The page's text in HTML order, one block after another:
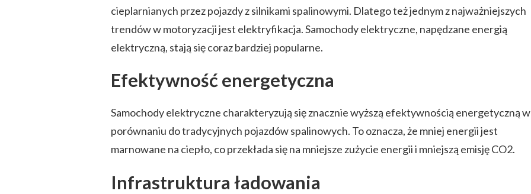
cieplarnianych przez pojazdy z silnikami spalinowymi. Dlatego też jednym z najważniejszych
trendów w motoryzacji jest elektryfikacja. Samochody elektryczne, napędzane energią
elektryczną, stają się coraz bardziej popularne.
Efektywność energetyczna
Samochody elektryczne charakteryzują się znacznie wyższą efektywnością energetyczną w
porównaniu do tradycyjnych pojazdów spalinowych. To oznacza, że mniej energii jest
marnowane na ciepło, co przekłada się na mniejsze zużycie energii i mniejszą emisję CO2.
Infrastruktura ładowania